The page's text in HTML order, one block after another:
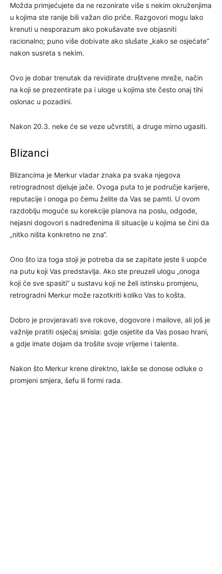
Možda primjećujete da ne rezonirate više s nekim okruženjima
u kojima ste ranije bili važan dio priče. Razgovori mogu lako
krenuti u nesporazum ako pokušavate sve objasniti
racionalno; puno više dobivate ako slušate „kako se osjećate“
nakon susreta s nekim.
Ovo je dobar trenutak da revidirate društvene mreže, način
na koji se prezentirate pa i uloge u kojima ste često onaj tihi
oslonac u pozadini.
Nakon 20.3. neke će se veze učvrstiti, a druge mirno ugasiti.
Blizanci
Blizancima je Merkur vladar znaka pa svaka njegova
retrogradnost djeluje jače. Ovoga puta to je područje karijere,
reputacije i onoga po čemu želite da Vas se pamti. U ovom
razdoblju moguće su korekcije planova na poslu, odgode,
nejasni dogovori s nadređenima ili situacije u kojima se čini da
„nitko ništa konkretno ne zna“.
Ono što iza toga stoji je potreba da se zapitate jeste li uopće
na putu koji Vas predstavlja. Ako ste preuzeli ulogu „onoga
koji će sve spasiti“ u sustavu koji ne želi istinsku promjenu,
retrogradni Merkur može razotkriti koliko Vas to košta.
Dobro je provjeravati sve rokove, dogovore i mailove, ali još je
važnije pratiti osjećaj smisla: gdje osjetite da Vas posao hrani,
a gdje imate dojam da trošite svoje vrijeme i talente.
Nakon što Merkur krene direktno, lakše se donose odluke o
promjeni smjera, šefu ili formi rada.